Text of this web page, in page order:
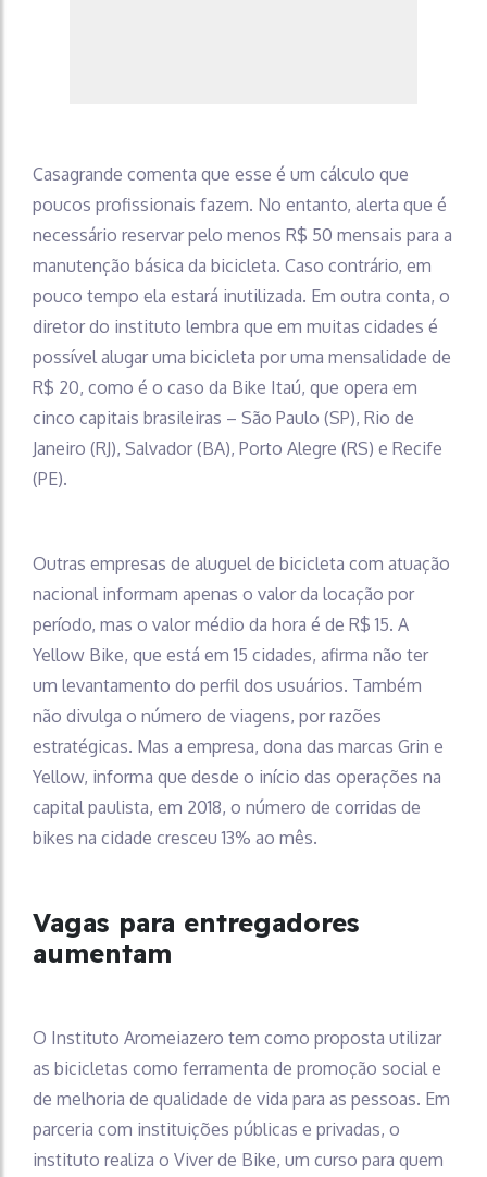
Casagrande comenta que esse é um cálculo que
poucos profissionais fazem. No entanto, alerta que é
necessário reservar pelo menos R$ 50 mensais para a
manutenção básica da bicicleta. Caso contrário, em
pouco tempo ela estará inutilizada. Em outra conta, o
diretor do instituto lembra que em muitas cidades é
possível alugar uma bicicleta por uma mensalidade de
R$ 20, como é o caso da Bike Itaú, que opera em
cinco capitais brasileiras – São Paulo (SP), Rio de
Janeiro (RJ), Salvador (BA), Porto Alegre (RS) e Recife
(PE).
Outras empresas de aluguel de bicicleta com atuação
nacional informam apenas o valor da locação por
período, mas o valor médio da hora é de R$ 15. A
Yellow Bike, que está em 15 cidades, afirma não ter
um levantamento do perfil dos usuários. Também
não divulga o número de viagens, por razões
estratégicas. Mas a empresa, dona das marcas Grin e
Yellow, informa que desde o início das operações na
capital paulista, em 2018, o número de corridas de
bikes na cidade cresceu 13% ao mês.
Vagas para entregadores
aumentam
O Instituto Aromeiazero tem como proposta utilizar
as bicicletas como ferramenta de promoção social e
de melhoria de qualidade de vida para as pessoas. Em
parceria com instituições públicas e privadas, o
instituto realiza o Viver de Bike, um curso para quem